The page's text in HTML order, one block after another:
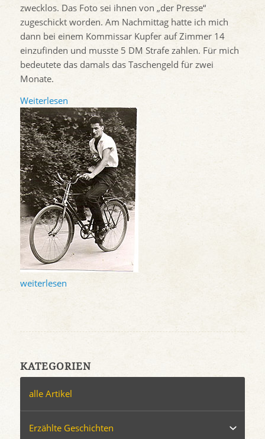
zwecklos. Das Foto sei ihnen von „der Presse“
zugeschickt worden. Am Nachmittag hatte ich mich
dann bei einem Kommissar Kupfer auf Zimmer 14
einzufinden und musste 5 DM Strafe zahlen. Für mich
bedeutete das damals das Taschengeld für zwei
Monate.
Weiterlesen
weiterlesen
KATEGORIEN
alle Artikel
Erzählte Geschichten